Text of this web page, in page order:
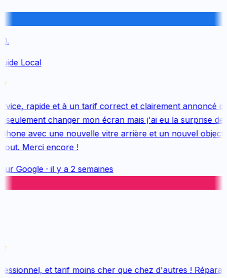
Local
rapide et à un tarif correct et clairement annoncé
changer mon écran mais j'ai eu la surprise de
avec une nouvelle vitre arrière et un nouvel objectif,
Merci encore !
Google· il y a 2 semaines
et tarif moins cher que chez d'autres !